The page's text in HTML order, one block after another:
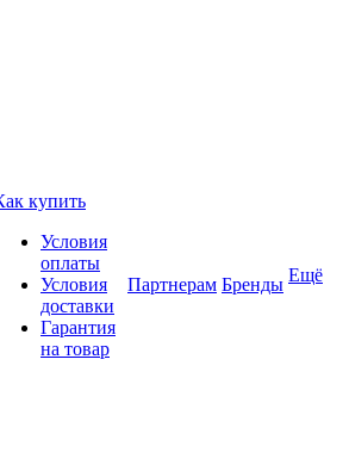
купить
Условия
оплаты
Условия
доставки
Гарантия
на товар
Партнерам Бренды Ещё